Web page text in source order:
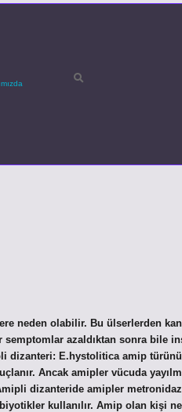
neden olabilir. Bu ülserlerden
azaldıktan sonra bile
dizanteri: E.hystolitica amip
Ancak amipler vücuda
dizanteride amipler
kullanılır. Amip olan kişi